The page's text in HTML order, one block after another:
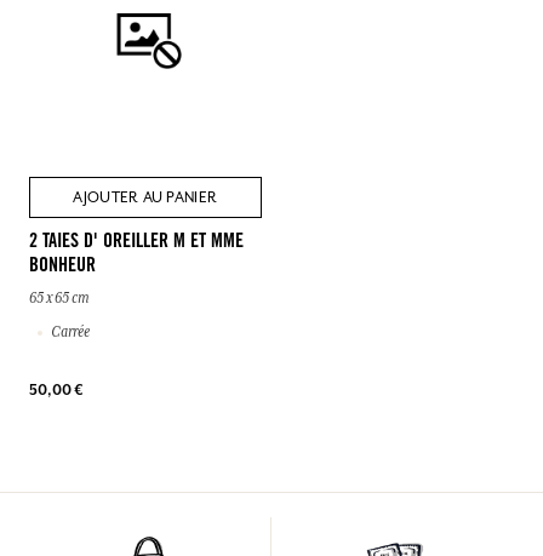
AJOUTER AU PANIER
2 TAIES D' OREILLER M ET MME
BONHEUR
65 x 65 cm
Carrée
50,00 €